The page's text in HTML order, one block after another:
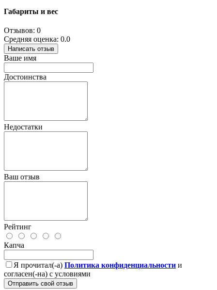
Габариты и вес
Отзывов: 0
Средняя оценка: 0.0
Написать отзыв
Ваше имя
Достоинства
Недостатки
Ваш отзыв
Рейтинг
Капча
Я прочитал(-а) Политика конфиденциальности и
согласен(-на) с условиями
Отправить свой отзыв